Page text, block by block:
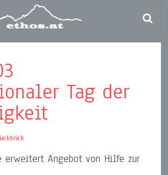
Tag der
erweitert Angebot von Hilfe zur